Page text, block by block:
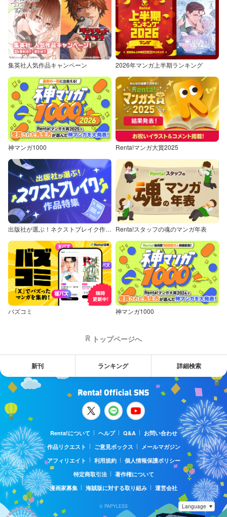
集英社人気作品キャンペーン 2026年マンガ上半期ランキング
神マンガ1000 Renta!マンガ大賞2025
出版社が選ぶ！ネクストブレイク作品特集 Renta!スタッフの魂のマンガ年表
バズコミ 神マンガ1000
トップページへ
新刊 ランキング 詳細検索
Renta!について ヘルプ Q&A
お問い合わせ
作品リクエスト
ご意見ボックス
メールマガジン
アフィリエイト
利用規約
個人情報保護ポリシー
特定商取引法
著作権について
漫画家募集
海賊版に対する取り組み 運営会社
© PAPYLESS